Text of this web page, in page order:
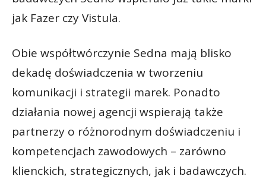
jak Fazer czy Vistula.
Obie współtwórczynie Sedna mają blisko
dekadę doświadczenia w tworzeniu
komunikacji i strategii marek. Ponadto
działania nowej agencji wspierają także
partnerzy o różnorodnym doświadczeniu i
kompetencjach zawodowych – zarówno
klienckich, strategicznych, jak i badawczych.